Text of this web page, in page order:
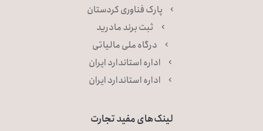
پارک فناوری کردستان
ثبت برند مادرید
درگاه ملی مالیاتی
اداره استاندارد ایران
اداره استاندارد ایران
لینک‌های مفید تجارت